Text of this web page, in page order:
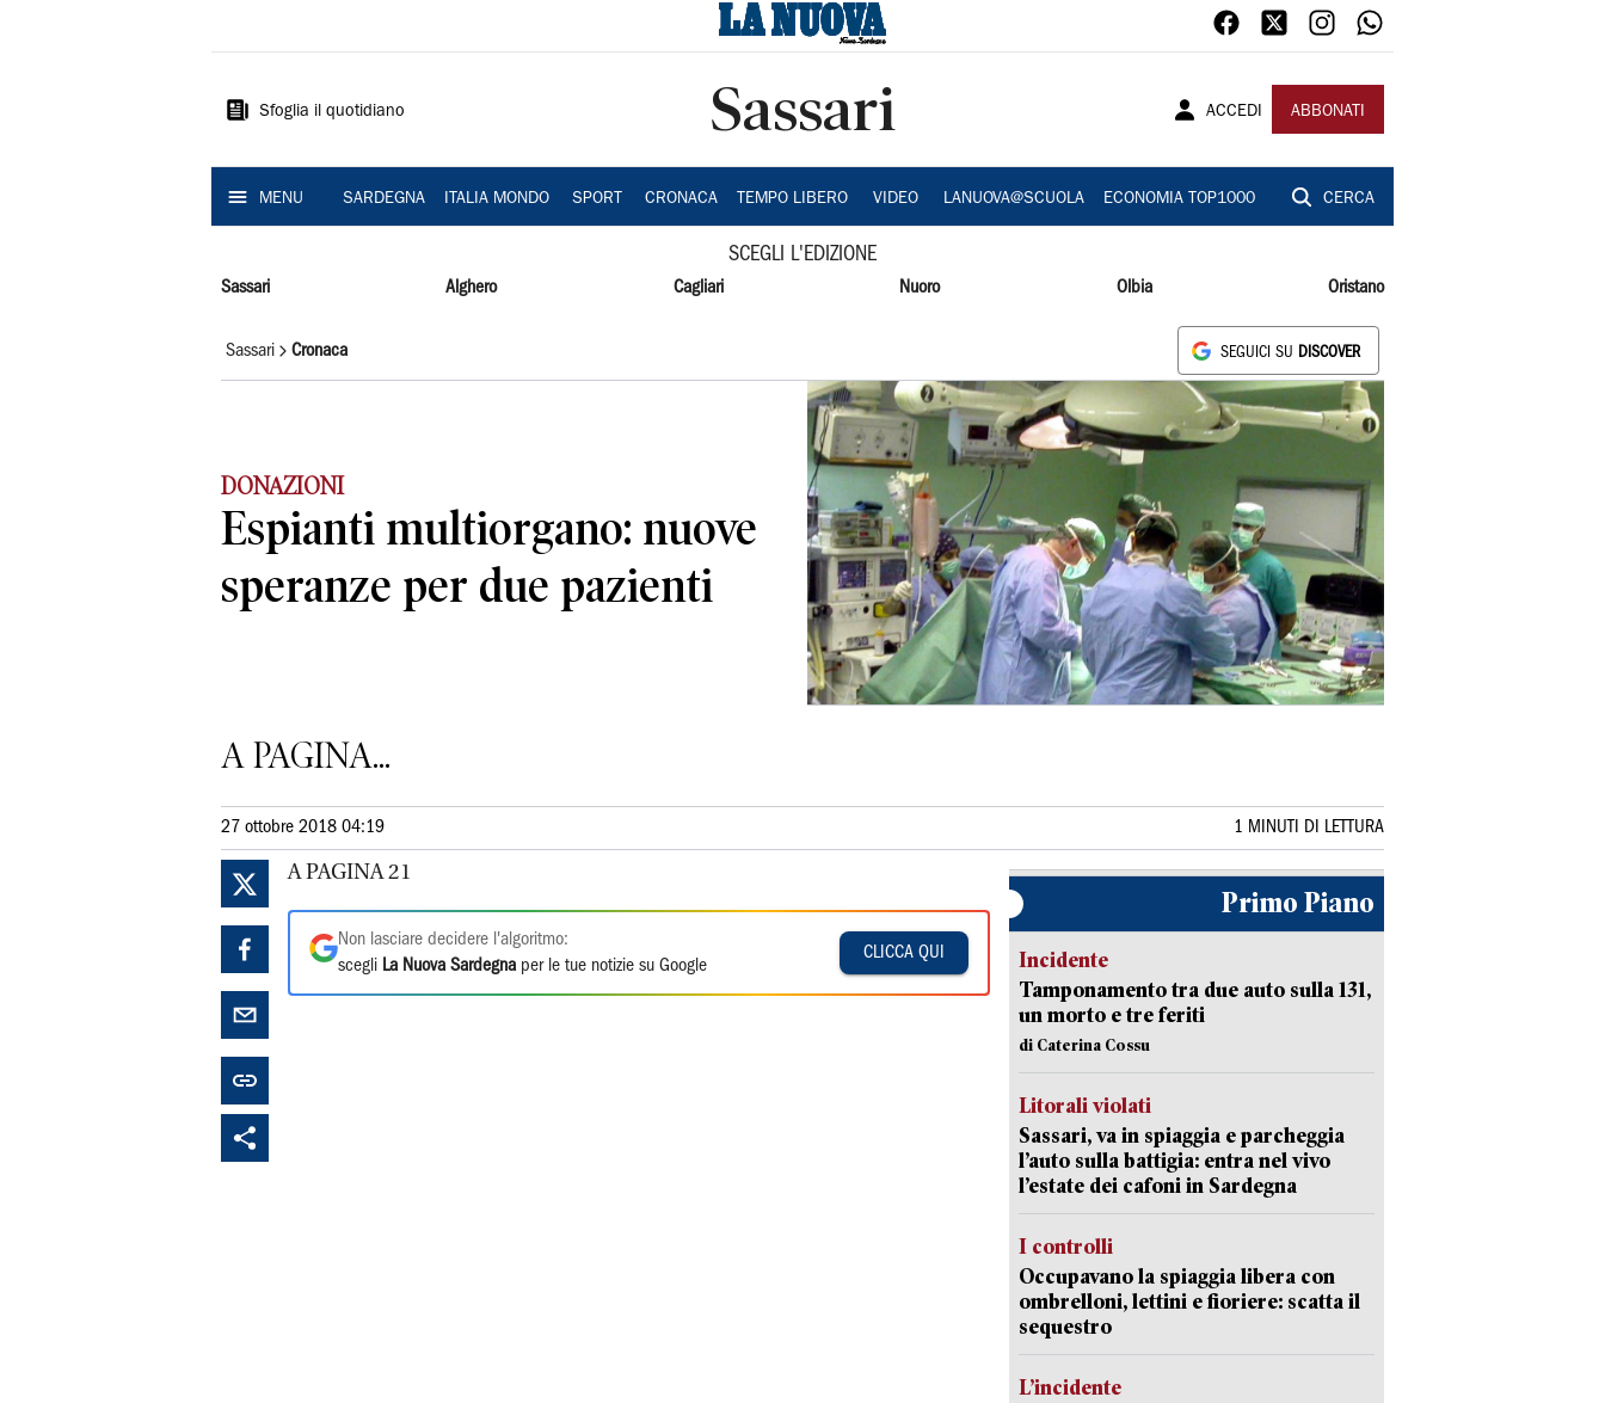
Sardegna
Sfoglia il quotidiano Sassari ACCEDI ABBONATI
MENU SARDEGNA ITALIA MONDO SPORT CRONACA TEMPO LIBERO VIDEO LANUOVA@SCUOLA ECONOMIA TOP1000 CERCA
SCEGLI L'EDIZIONE
Sassari Alghero Cagliari Nuoro Olbia Oristano
Sassari Cronaca SEGUICI SU DISCOVER
DONAZIONI
Espianti multiorgano: nuove
speranze per due pazienti
A PAGINA...
27 ottobre 2018 04:19 1 MINUTI DI LETTURA
A PAGINA 21
Non lasciare decidere l'algoritmo:
scegli La Nuova Sardegna per le tue notizie su Google
CLICCA QUI
Primo Piano
Incidente
Tamponamento tra due auto sulla 131,
un morto e tre feriti
di Caterina Cossu
Litorali violati
Sassari, va in spiaggia e parcheggia
l’auto sulla battigia: entra nel vivo
l’estate dei cafoni in Sardegna
I controlli
Occupavano la spiaggia libera con
ombrelloni, lettini e fioriere: scatta il
sequestro
L’incidente